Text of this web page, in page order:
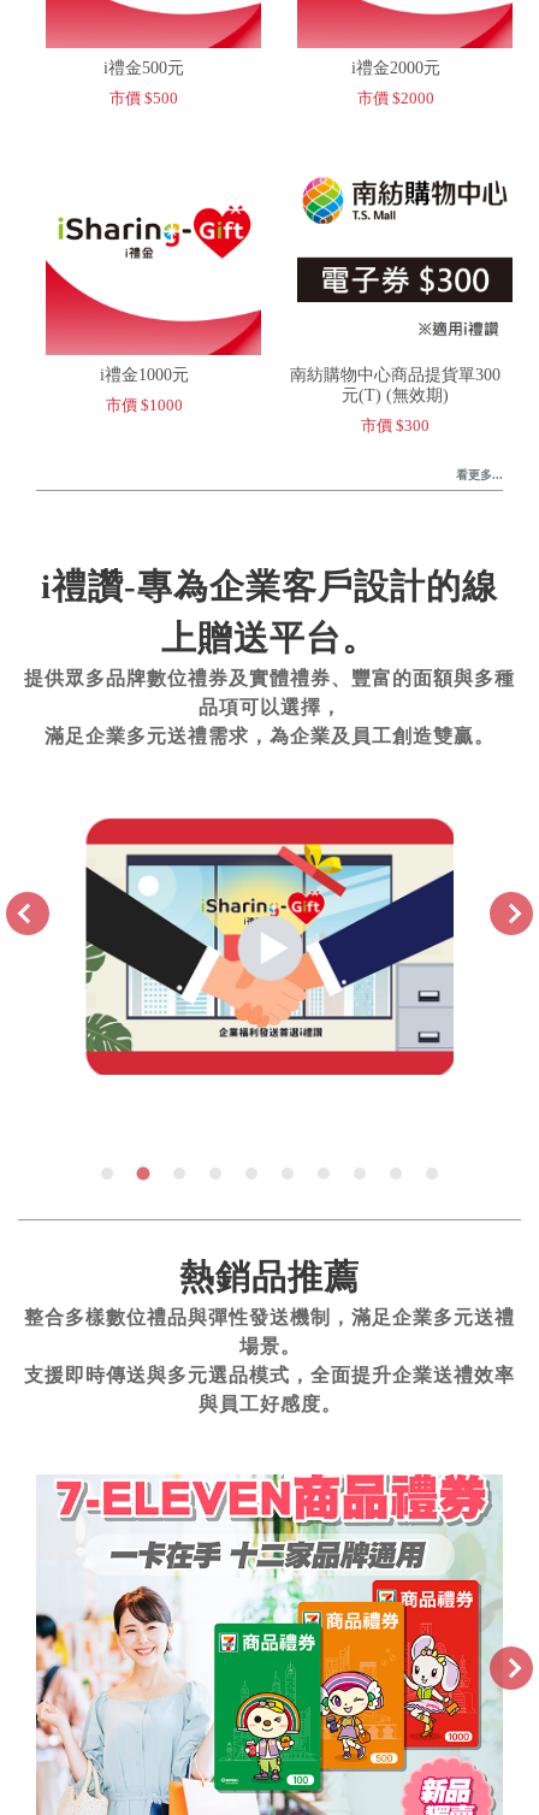
i禮金500元
市價 $500
i禮金2000元
市價 $2000
i禮金1000元
市價 $1000
南紡購物中心商品提貨單300
元(T) (無效期)
市價 $300
看更多...
i禮讚-專為企業客戶設計的線
上贈送平台。
提供眾多品牌數位禮券及實體禮券、豐富的面額與多種
品項可以選擇，
滿足企業多元送禮需求，為企業及員工創造雙贏。
熱銷品推薦
整合多樣數位禮品與彈性發送機制，滿足企業多元送禮
場景。
支援即時傳送與多元選品模式，全面提升企業送禮效率
與員工好感度。